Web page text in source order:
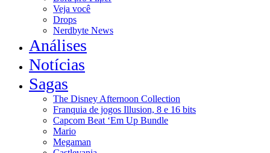
Veja você
Drops
Nerdbyte News
Análises
Notícias
Sagas
The Disney Afternoon Collection
Franquia de jogos Illusion, 8 e 16 bits
Capcom Beat ‘Em Up Bundle
Mario
Megaman